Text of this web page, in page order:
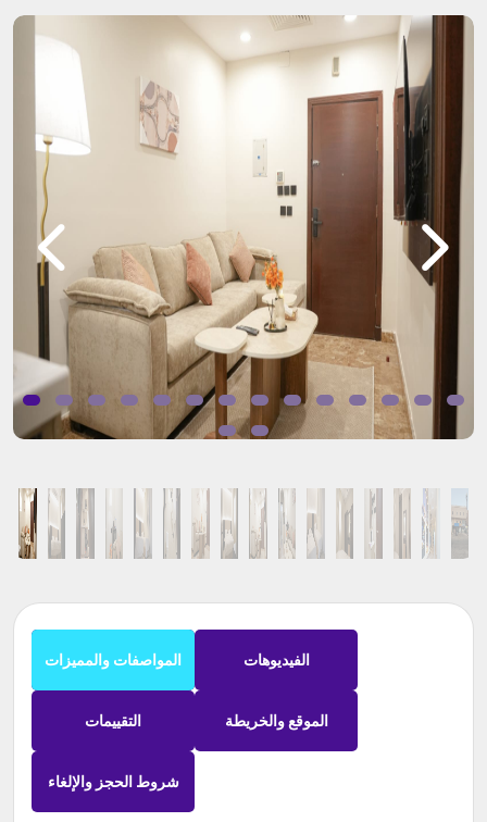
المواصفات والمميزات الفيديوهات
التقييمات الموقع والخريطة
شروط الحجز والإلغاء